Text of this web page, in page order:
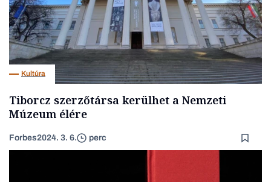
Kultúra
Tiborcz szerzőtársa kerülhet a Nemzeti
Múzeum élére
Forbes2024. 3. 6. perc